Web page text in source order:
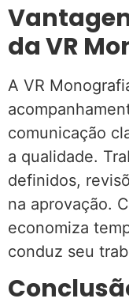
da VR
A VR
comunicação
a qualidade.
definidos,
na aprovação.
economiza
conduz seu